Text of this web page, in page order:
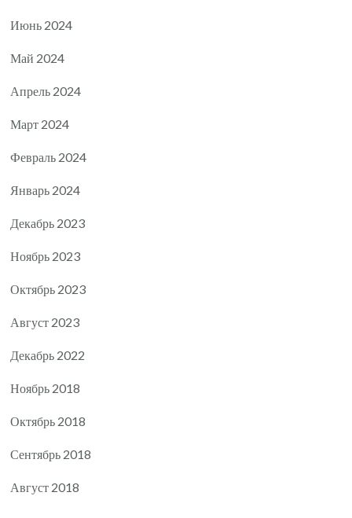
Июнь 2024
Май 2024
Апрель 2024
Март 2024
Февраль 2024
Январь 2024
Декабрь 2023
Ноябрь 2023
Октябрь 2023
Август 2023
Декабрь 2022
Ноябрь 2018
Октябрь 2018
Сентябрь 2018
Август 2018